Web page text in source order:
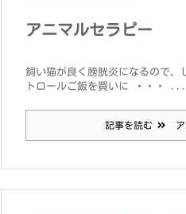
アニマルセラピー
飼い猫が良く膀胱炎になるので、
トロールご飯を買いに ・・・ ...
記事を読む ア